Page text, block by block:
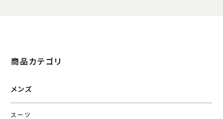
商品カテゴリ
メンズ
スーツ